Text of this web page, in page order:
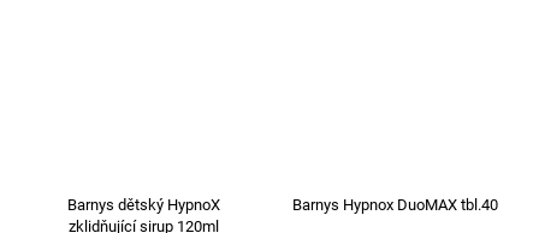
Barnys dětský HypnoX
zklidňující sirup 120ml
Barnys Hypnox DuoMAX tbl.40